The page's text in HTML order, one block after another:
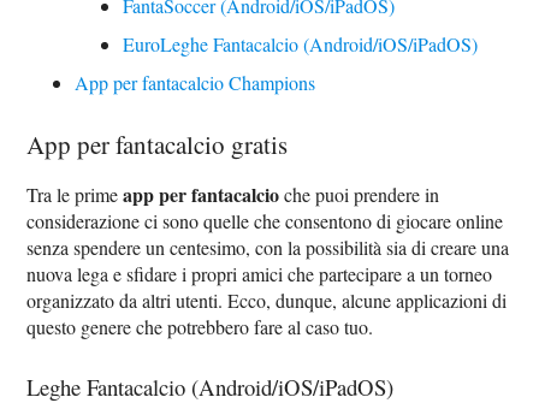
FantaSoccer (Android/iOS/iPadOS)
EuroLeghe Fantacalcio (Android/iOS/iPadOS)
App per fantacalcio Champions
App per fantacalcio gratis
Tra le primeapp per fantacalcioche puoi prendere in
considerazione ci sono quelle che consentono di giocare online
senza spendere un centesimo, con la possibilità sia di creare una
nuova lega e sfidare i propri amici che partecipare a un torneo
organizzato da altri utenti. Ecco, dunque, alcune applicazioni di
questo genere che potrebbero fare al caso tuo.
Leghe Fantacalcio (Android/iOS/iPadOS)